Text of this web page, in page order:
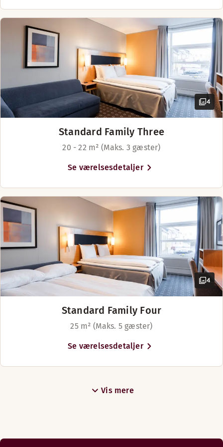
4
Standard Family Three
20 - 22 m² (Maks. 3 gæster)
Se værelsesdetaljer
4
Standard Family Four
25 m² (Maks. 5 gæster)
Se værelsesdetaljer
Vis mere